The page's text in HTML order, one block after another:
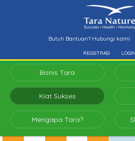
Butuh Bantuan? Hubungi kami
REGISTRASI LOGIN
Bisnis Tara
Kiat Sukses
Mengapa Tara?